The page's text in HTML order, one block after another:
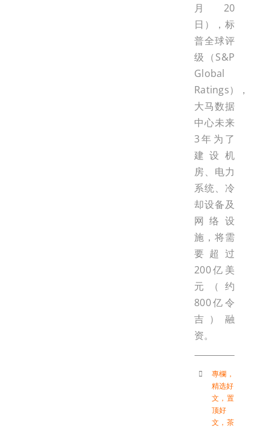
月20
日），标
普全球评
级（S&P
Global
Ratings），
大马数据
中心未来
3年为了
建设机
房、电力
系统、冷
却设备及
网络设
施，将需
要超过
200亿美
元（约
800亿令
吉）融
资。
專欄 ，
精选好
文 ， 置
顶好
文 ， 茶